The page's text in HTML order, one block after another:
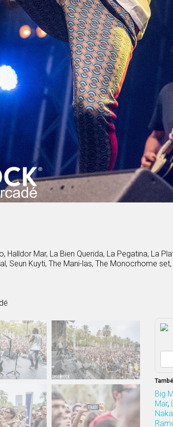
Halldor Mar, La Bien Querida, La Pegatina, La
Seun Kuyti, The Mani-las, The Monocrhome
Big
Mar,